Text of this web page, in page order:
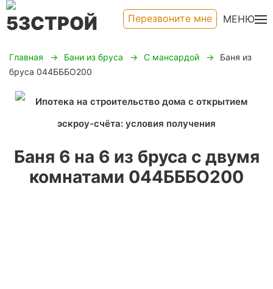
Перезвоните мне МЕНЮ
Главная Бани из бруса С мансардой
Баня из
бруса 044БББО200
Баня 6 на 6 из бруса с двумя
комнатами 044БББО200